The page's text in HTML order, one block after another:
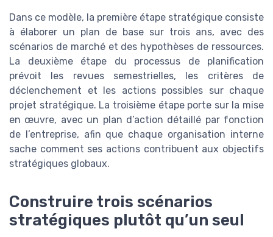
Dans ce modèle, la première étape stratégique consiste
à élaborer un plan de base sur trois ans, avec des
scénarios de marché et des hypothèses de ressources.
La deuxième étape du processus de planification
prévoit les revues semestrielles, les critères de
déclenchement et les actions possibles sur chaque
projet stratégique. La troisième étape porte sur la mise
en œuvre, avec un plan d’action détaillé par fonction
de l’entreprise, afin que chaque organisation interne
sache comment ses actions contribuent aux objectifs
stratégiques globaux.
Construire trois scénarios
stratégiques plutôt qu’un seul